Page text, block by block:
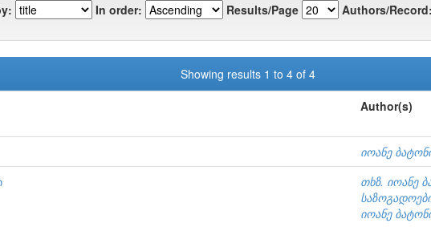
In order: Results/Page Authors/Record:
Showing results 1 to 4 of 4
Author(s)
იოანე
თხზ. იოანე
იოანე